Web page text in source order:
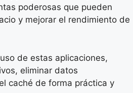
poderosas que pueden
y mejorar el rendimiento de
de estas aplicaciones,
eliminar datos
caché de forma práctica y